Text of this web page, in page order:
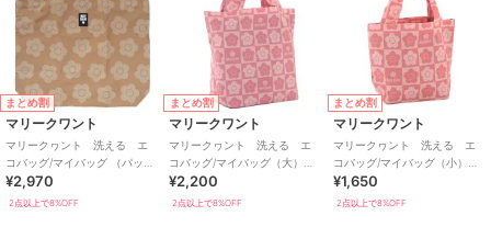
まとめ割
マリークワント
マリークヮント 洗える エ
コバッグ/マイバッグ （パッケ
ージ入り） 【MARY
QUANT】
¥2,970
2点以上で8%OFF
まとめ割
マリークワント
マリークヮント 洗える エ
コバッグ/マイバッグ（大）
【MARY QUANT】
¥2,200
2点以上で8%OFF
まとめ割
マリークワント
マリークヮント 洗える エ
コバッグ/マイバッグ（小）
【MARY QUANT】
¥1,650
2点以上で8%OFF